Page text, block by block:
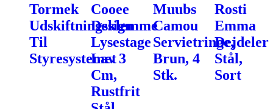
Tormek
Udskiftningsklemme
Til
Styresystemet
Cooee
Design
Lysestage
Lav 3
Cm,
Rustfrit
Muubs
Camou
Servietringe,
Brun, 4
Stk.
Rosti
Emma
Dejdeler
Stål,
Sort